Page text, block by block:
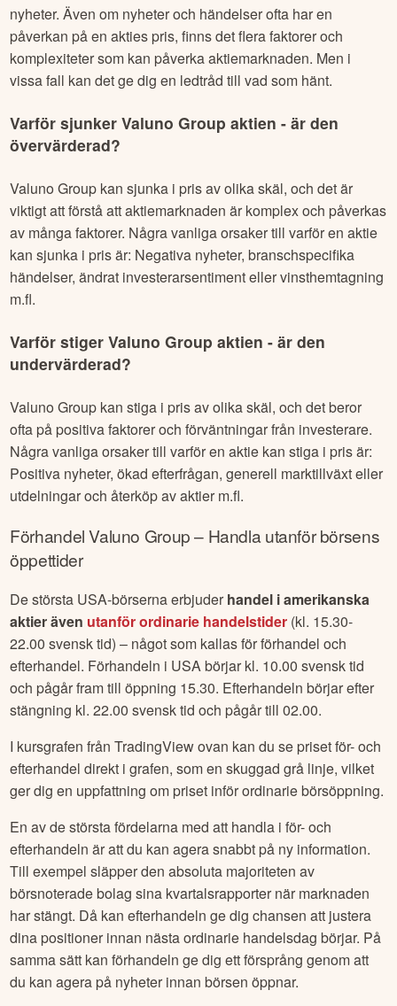
nyheter. Även om nyheter och händelser ofta har en
påverkan på en akties pris, finns det flera faktorer och
komplexiteter som kan påverka aktiemarknaden. Men i
vissa fall kan det ge dig en ledtråd till vad som hänt.
Varför sjunkerValuno Group aktien - är den
övervärderad?
Valuno Group kan sjunka i pris av olika skäl, och det är
viktigt att förstå att aktiemarknaden är komplex och påverkas
av många faktorer. Några vanliga orsaker till varför en aktie
kan sjunka i pris är: Negativa nyheter, branschspecifika
händelser, ändrat investerarsentiment eller vinsthemtagning
m.fl.
Varför stigerValuno Group aktien - är den
undervärderad?
Valuno Group kan stiga i pris av olika skäl, och det beror
ofta på positiva faktorer och förväntningar från investerare.
Några vanliga orsaker till varför en aktie kan stiga i pris är:
Positiva nyheter, ökad efterfrågan, generell marktillväxt eller
utdelningar och återköp av aktier m.fl.
FörhandelValuno Group– Handla utanför börsens
öppettider
De största USA-börserna erbjuder handel i amerikanska
aktier även utanför ordinarie handelstider (kl. 15.30-
22.00 svensk tid) – något som kallas för förhandel och
efterhandel. Förhandeln i USA börjar kl. 10.00 svensk tid
och pågår fram till öppning 15.30. Efterhandeln börjar efter
stängning kl. 22.00 svensk tid och pågår till 02.00.
I kursgrafen från TradingView ovan kan du se priset för- och
efterhandel direkt i grafen, som en skuggad grå linje, vilket
ger dig en uppfattning om priset inför ordinarie börsöppning.
En av de största fördelarna med att handla i för- och
efterhandeln är att du kan agera snabbt på ny information.
Till exempel släpper den absoluta majoriteten av
börsnoterade bolag sina kvartalsrapporter när marknaden
har stängt. Då kan efterhandeln ge dig chansen att justera
dina positioner innan nästa ordinarie handelsdag börjar. På
samma sätt kan förhandeln ge dig ett försprång genom att
du kan agera på nyheter innan börsen öppnar.